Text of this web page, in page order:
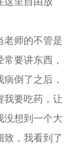
老师的不管是
要讲东西，
倒了之后，
我要吃药，让
没想到一个大
致，我看到了